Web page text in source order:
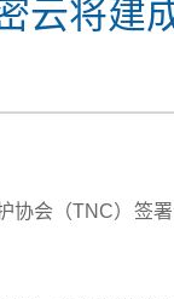
云将建
协会（TNC）签